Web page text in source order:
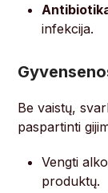
infekcija.
Be vaistų,
paspartinti
Vengti
produktų.